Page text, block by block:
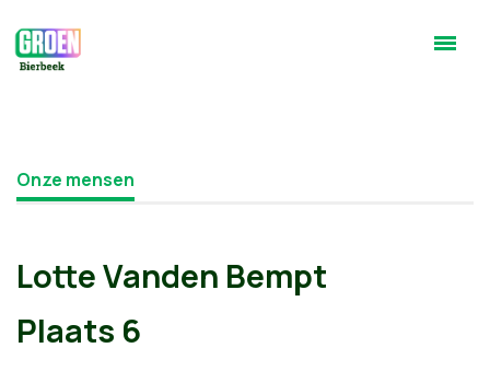
Onze mensen
Lotte Vanden Bempt
Plaats 6